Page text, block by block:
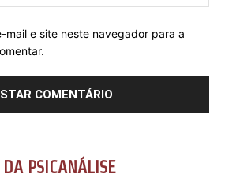
mail e site neste navegador para a
PSICANÁLISE